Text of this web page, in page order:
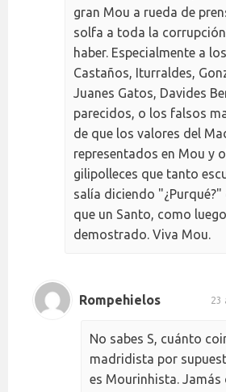
gran Mou a rueda de
solfa a toda la
haber. Especialmente a
Castaños, Iturraldes,
Juanes Gatos, Davides
parecidos, o los falsos
de que los valores del
representados en Mou y
gilipolleces que tanto
salía diciendo
que un Santo, como
demostrado. Viva Mou.
Rompehielos 23
No sabes S, cuánto
madridista por
es Mourinhista. Jamás